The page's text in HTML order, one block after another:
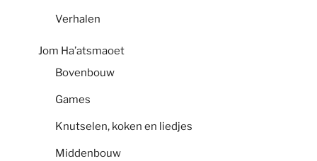
Verhalen
Jom Ha’atsmaoet
Bovenbouw
Games
Knutselen, koken en liedjes
Middenbouw